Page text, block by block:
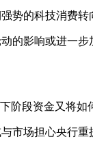
的科技消费转
影响或进一
阶段资金又将如
场担心央行重